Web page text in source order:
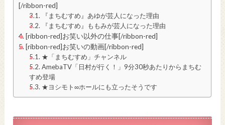
[/ribbon-red]
『まちむすめ』あゆが芸人になった理由
『まちむすめ』ももみが芸人になった理由
[ribbon-red]お笑い以外の仕事[/ribbon-red]
[ribbon-red]お笑いの動画[/ribbon-red]
★「まちむすめ」チャンネル
AmebaTV「日村が行く！」9分30秒あたりからまちむ
すめ登場
★ヨシモト∞ホールにも立ったそうです